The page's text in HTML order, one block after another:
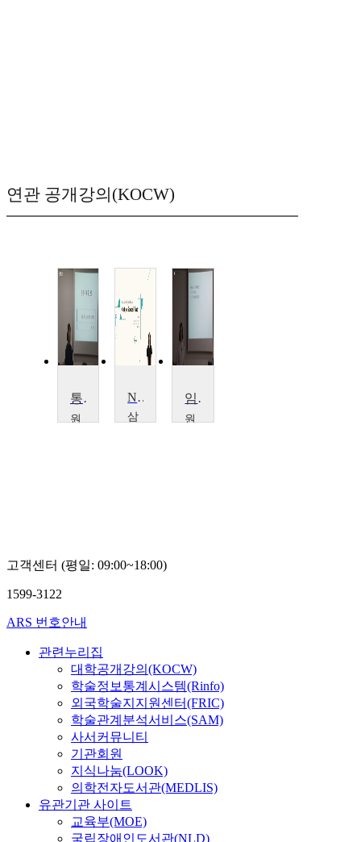
연관 공개강의(KOCW)
통합적 예술치료
원
Neurologic Physical Therapy III
삼
임상실습 및 슈퍼비전Ⅰ
원
고객센터 (평일: 09:00~18:00)
1599-3122
ARS 번호안내
관련누리집
대학공개강의(KOCW)
학술정보통계시스템(Rinfo)
외국학술지지원센터(FRIC)
학술관계분석서비스(SAM)
사서커뮤니티
기관회원
지식나눔(LOOK)
의학전자도서관(MEDLIS)
유관기관 사이트
교육부(MOE)
국립장애인도서관(NLD)